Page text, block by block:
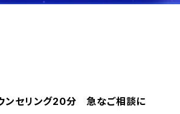
ンセリング20分 急なご相談に